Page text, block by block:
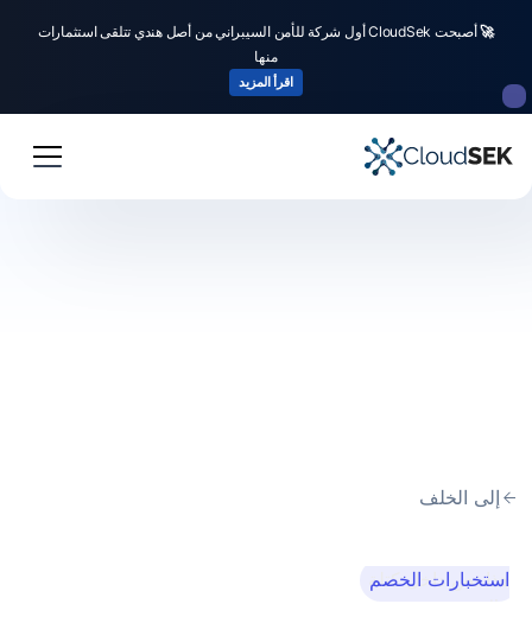
🚀
أصبحت CloudSek أول شركة للأمن السيبراني من أصل هندي تتلقى استثمارات
منها
اقرأ المزيد
إلى الخلف
هذا نص داخل كتلة
استخبارات الخصم